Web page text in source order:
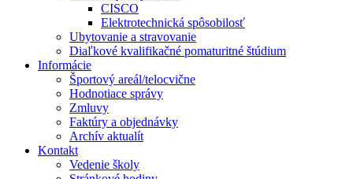
CISCO
Elektrotechnická spôsobilosť
Ubytovanie a stravovanie
Diaľkové kvalifikačné pomaturitné štúdium
Informácie
Športový areál/telocvične
Hodnotiace správy
Zmluvy
Faktúry a objednávky
Archív aktualít
Kontakt
Vedenie školy